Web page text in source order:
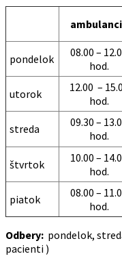
pondelok
08.00 –
hod.
utorok
12.00 –
hod.
streda
09.30 –
hod.
štvrtok
10.00 –
hod.
piatok
08.00 –
hod.
Odbery: pondelok,
pacienti )